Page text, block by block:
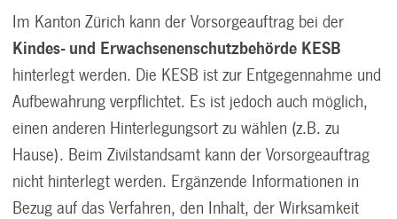
Im Kanton Zürich kann der Vorsorgeauftrag bei der
Kindes- und Erwachsenenschutzbehörde KESB
hinterlegt werden. Die KESB ist zur Entgegennahme und
Aufbewahrung verpflichtet. Es ist jedoch auch möglich,
einen anderen Hinterlegungsort zu wählen (z.B. zu
Hause). Beim Zivilstandsamt kann der Vorsorgeauftrag
nicht hinterlegt werden. Ergänzende Informationen in
Bezug auf das Verfahren, den Inhalt, der Wirksamkeit